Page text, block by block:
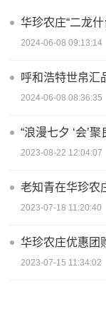
华珍农庄“二龙
2024-06-08 09:13:14
呼和浩特世帛汇
2024-06-08 08:36:35
“浪漫七夕 ‘会’
2023-08-22 12:04:07
老知青在华珍农
2023-07-18 11:20:40
华珍农庄优惠团
2023-07-15 11:34:02